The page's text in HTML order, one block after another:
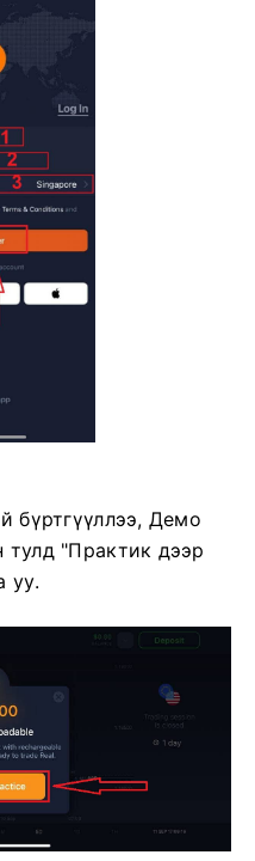
бүртгүүллээ, Демо
"Практик дээр
уу.